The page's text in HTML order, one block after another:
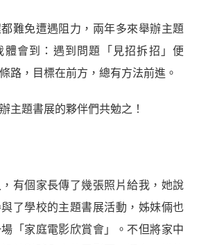
難免遭遇阻力，兩年多來舉辦主題
體會到：遇到問題「見招拆招」便
路，目標在前方，總有方法前進。
主題書展的夥伴們共勉之！
有個家長傳了幾張照片給我，她說
了學校的主題書展活動，姊妹倆也
「家庭電影欣賞會」。不但將家中